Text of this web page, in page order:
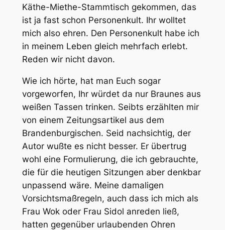
Käthe-Miethe-Stammtisch gekommen, das
ist ja fast schon Personenkult. Ihr wolltet
mich also ehren. Den Personenkult habe ich
in meinem Leben gleich mehrfach erlebt.
Reden wir nicht davon.
Wie ich hörte, hat man Euch sogar
vorgeworfen, Ihr würdet da nur Braunes aus
weißen Tassen trinken. Seibts erzählten mir
von einem Zeitungsartikel aus dem
Brandenburgischen. Seid nachsichtig, der
Autor wußte es nicht besser. Er übertrug
wohl eine Formulierung, die ich gebrauchte,
die für die heutigen Sitzungen aber denkbar
unpassend wäre. Meine damaligen
Vorsichtsmaßregeln, auch dass ich mich als
Frau Wok oder Frau Sidol anreden ließ,
hatten gegenüber urlaubenden Ohren